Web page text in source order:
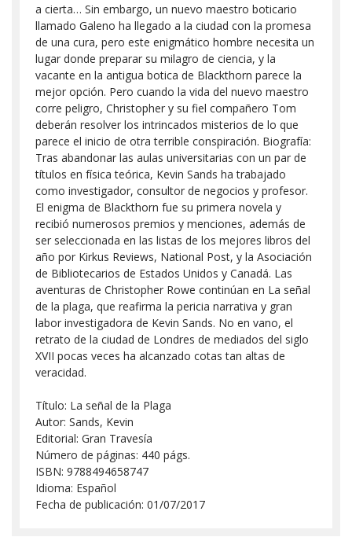
a cierta… Sin embargo, un nuevo maestro boticario
llamado Galeno ha llegado a la ciudad con la promesa
de una cura, pero este enigmático hombre necesita un
lugar donde preparar su milagro de ciencia, y la
vacante en la antigua botica de Blackthorn parece la
mejor opción. Pero cuando la vida del nuevo maestro
corre peligro, Christopher y su fiel compañero Tom
deberán resolver los intrincados misterios de lo que
parece el inicio de otra terrible conspiración. Biografía:
Tras abandonar las aulas universitarias con un par de
títulos en física teórica, Kevin Sands ha trabajado
como investigador, consultor de negocios y profesor.
El enigma de Blackthorn fue su primera novela y
recibió numerosos premios y menciones, además de
ser seleccionada en las listas de los mejores libros del
año por Kirkus Reviews, National Post, y la Asociación
de Bibliotecarios de Estados Unidos y Canadá. Las
aventuras de Christopher Rowe continúan en La señal
de la plaga, que reafirma la pericia narrativa y gran
labor investigadora de Kevin Sands. No en vano, el
retrato de la ciudad de Londres de mediados del siglo
XVII pocas veces ha alcanzado cotas tan altas de
veracidad.
Título: La señal de la Plaga
Autor: Sands, Kevin
Editorial: Gran Travesía
Número de páginas: 440 págs.
ISBN: 9788494658747
Idioma: Español
Fecha de publicación: 01/07/2017